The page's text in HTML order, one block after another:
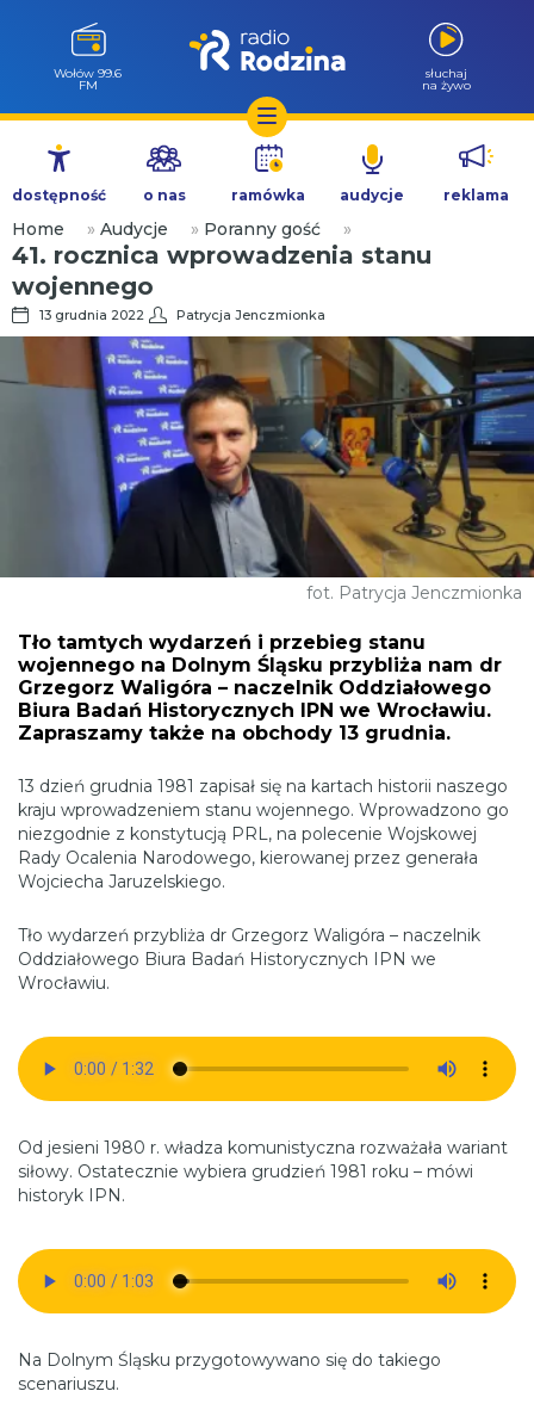
Przejdź
treści
Wołów 99.6
FM
słuchaj
na żywo
dostępność o nas ramówka audycje reklama
Home » Audycje » Poranny gość »
41. rocznica wprowadzenia stanu
wojennego
13 grudnia 2022 Patrycja Jenczmionka
fot. Patrycja Jenczmionka
Tło tamtych wydarzeń i przebieg stanu
wojennego na Dolnym Śląsku przybliża nam dr
Grzegorz Waligóra – naczelnik Oddziałowego
Biura Badań Historycznych IPN we Wrocławiu.
Zapraszamy także na obchody 13 grudnia.
13 dzień grudnia 1981 zapisał się na kartach historii naszego
kraju wprowadzeniem stanu wojennego. Wprowadzono go
niezgodnie z konstytucją PRL, na polecenie Wojskowej
Rady Ocalenia Narodowego, kierowanej przez generała
Wojciecha Jaruzelskiego.
Tło wydarzeń przybliża dr Grzegorz Waligóra – naczelnik
Oddziałowego Biura Badań Historycznych IPN we
Wrocławiu.
Od jesieni 1980 r. władza komunistyczna rozważała wariant
siłowy. Ostatecznie wybiera grudzień 1981 roku – mówi
historyk IPN.
Na Dolnym Śląsku przygotowywano się do takiego
scenariuszu.